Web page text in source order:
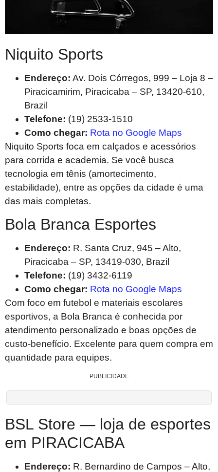
Niquito Sports
Endereço: Av. Dois Córregos, 999 – Loja 8 –
Piracicamirim, Piracicaba – SP, 13420-610,
Brazil
Telefone: (19) 2533-1510
Como chegar: Rota no Google Maps
Niquito Sports foca em calçados e acessórios
para corrida e academia. Se você busca
tecnologia em tênis (amortecimento,
estabilidade), entre as opções da cidade é uma
das mais completas.
Bola Branca Esportes
Endereço: R. Santa Cruz, 945 – Alto,
Piracicaba – SP, 13419-030, Brazil
Telefone: (19) 3432-6119
Como chegar: Rota no Google Maps
Com foco em futebol e materiais escolares
esportivos, a Bola Branca é conhecida por
atendimento personalizado e boas opções de
custo-benefício. Excelente para quem compra em
quantidade para equipes.
PUBLICIDADE
BSL Store — loja de esportes
em PIRACICABA
Endereço: R. Bernardino de Campos – Alto,